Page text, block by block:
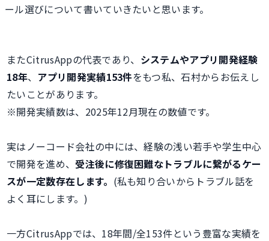
ール選びについて書いていきたいと思います。
またCitrusAppの代表であり、 システムやアプリ開発経験
18年、 アプリ開発実績153件をもつ私、石村からお伝えし
たいことがあります。
※開発実績数は、2025年12月現在の数値です。
実はノーコード会社の中には、経験の浅い若手や学生中心
で開発を進め、 受注後に修復困難なトラブルに繋がるケー
スが一定数存在します。 (私も知り合いからトラブル話を
よく耳にします。)
一方CitrusAppでは、18年間/全153件という豊富な実績を